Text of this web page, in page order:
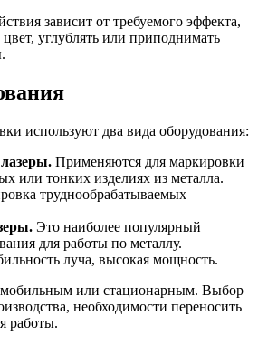
зависит от требуемого эффекта,
углублять или приподнимать
используют два вида оборудования:
Применяются для маркировки
или тонких изделиях из металла.
труднообрабатываемых
Это наиболее популярный
для работы по металлу.
луча, высокая мощность.
или стационарным. Выбор
необходимости переносить
работы.